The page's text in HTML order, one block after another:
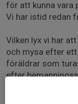
för att kunna vara
Vi har istid redan
Vilken lyx vi har
och mysa efter ett
föräldrar som
efter
Det krävs ingen